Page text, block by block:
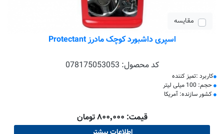
مقایسه
اسپری داشبورد کوچک مادرز Protectant
کد محصول: 078175053053
کاربرد :تمیز کننده
حجم: 100 میلی لیتر
کشور سازنده: آمریکا
قیمت: ۸۰۰٬۰۰۰ تومان